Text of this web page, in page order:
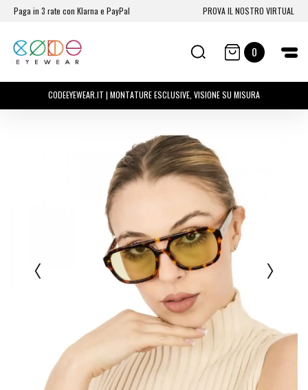
Paga in 3 rate con Klarna e PayPal PROVA IL NOSTRO VIRTUAL
0
CODEEYEWEAR.IT | MONTATURE ESCLUSIVE, VISIONE SU MISURA